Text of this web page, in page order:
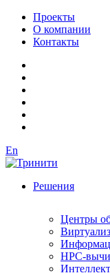
Проекты
О компании
Контакты
En
Решения
Центры
HPC-